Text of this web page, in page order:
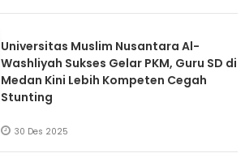
Universitas Muslim Nusantara Al-
Washliyah Sukses Gelar PKM, Guru SD di
Medan Kini Lebih Kompeten Cegah
Stunting
30 Des 2025